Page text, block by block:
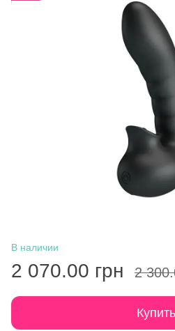
В наличии
2 070.00 грн 2
Купить